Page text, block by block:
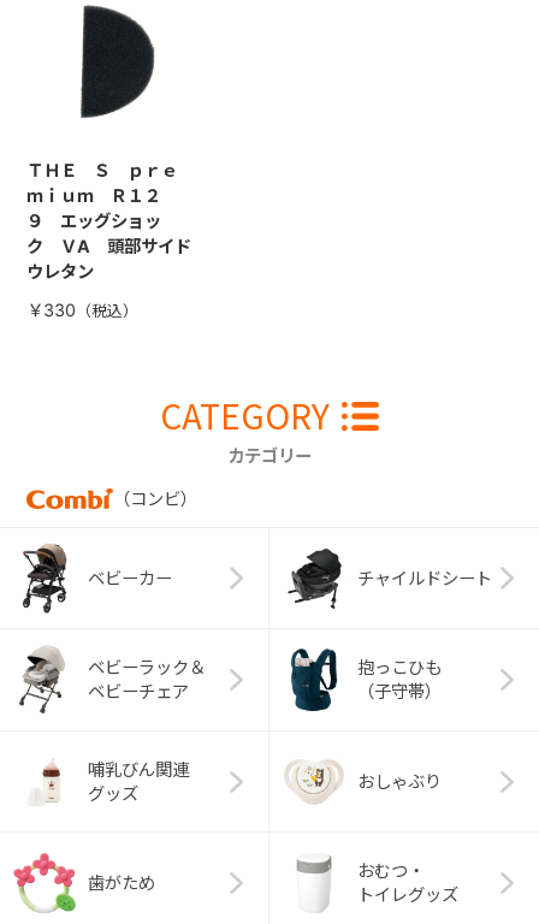
ＴＨＥ Ｓ ｐｒｅ
ｍｉｕｍ Ｒ１２
９ エッグショッ
ク ＶA 頭部サイド
ウレタン
￥330
CATEGORY
カテゴリー
（コンビ）
ベビーカー チャイルドシート
ベビーラック＆
ベビーチェア
抱っこひも
（子守帯）
哺乳びん関連
グッズ
おしゃぶり
歯がため
おむつ・
トイレグッズ